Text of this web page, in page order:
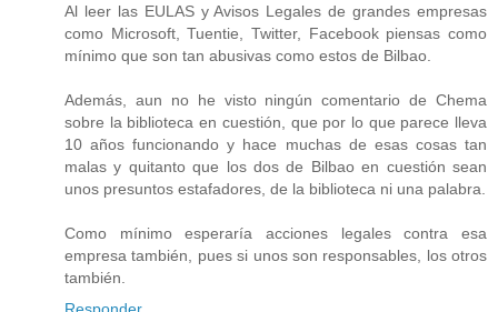
Al leer las EULAS y Avisos Legales de grandes empresas
como Microsoft, Tuentie, Twitter, Facebook piensas como
mínimo que son tan abusivas como estos de Bilbao.
Además, aun no he visto ningún comentario de Chema
sobre la biblioteca en cuestión, que por lo que parece lleva
10 años funcionando y hace muchas de esas cosas tan
malas y quitanto que los dos de Bilbao en cuestión sean
unos presuntos estafadores, de la biblioteca ni una palabra.
Como mínimo esperaría acciones legales contra esa
empresa también, pues si unos son responsables, los otros
también.
Responder